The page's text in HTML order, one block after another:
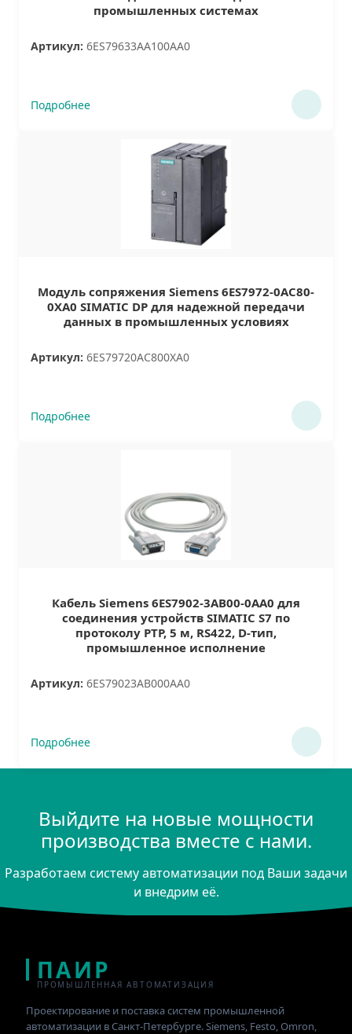
промышленных системах
Артикул: 6ES79633AA100AA0
Подробнее
Модуль сопряжения Siemens 6ES7972-0AC80-
0XA0 SIMATIC DP для надежной передачи
данных в промышленных условиях
Артикул: 6ES79720AC800XA0
Подробнее
Кабель Siemens 6ES7902-3AB00-0AA0 для
соединения устройств SIMATIC S7 по
протоколу PTP, 5 м, RS422, D-тип,
промышленное исполнение
Артикул: 6ES79023AB000AA0
Подробнее
Выйдите на новые мощности
производства вместе с нами.
Разработаем систему автоматизации под Ваши задачи
и внедрим её.
ПАИР
ПРОМЫШЛЕННАЯ АВТОМАТИЗАЦИЯ
Проектирование и поставка систем промышленной
автоматизации в Санкт-Петербурге. Siemens, Festo, Omron,